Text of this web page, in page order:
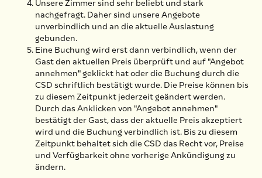
Unsere Zimmer sind sehr beliebt und stark
nachgefragt. Daher sind unsere Angebote
unverbindlich und an die aktuelle Auslastung
gebunden.
Eine Buchung wird erst dann verbindlich, wenn der
Gast den aktuellen Preis überprüft und auf "Angebot
annehmen" geklickt hat oder die Buchung durch die
CSD schriftlich bestätigt wurde. Die Preise können bis
zu diesem Zeitpunkt jederzeit geändert werden.
Durch das Anklicken von "Angebot annehmen"
bestätigt der Gast, dass der aktuelle Preis akzeptiert
wird und die Buchung verbindlich ist. Bis zu diesem
Zeitpunkt behaltet sich die CSD das Recht vor, Preise
und Verfügbarkeit ohne vorherige Ankündigung zu
ändern.